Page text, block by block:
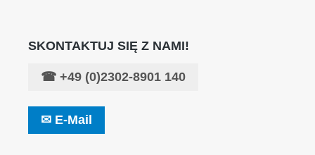
SKONTAKTUJ SIĘ Z NAMI!
☎ +49 (0)2302-8901 140
✉ E-Mail